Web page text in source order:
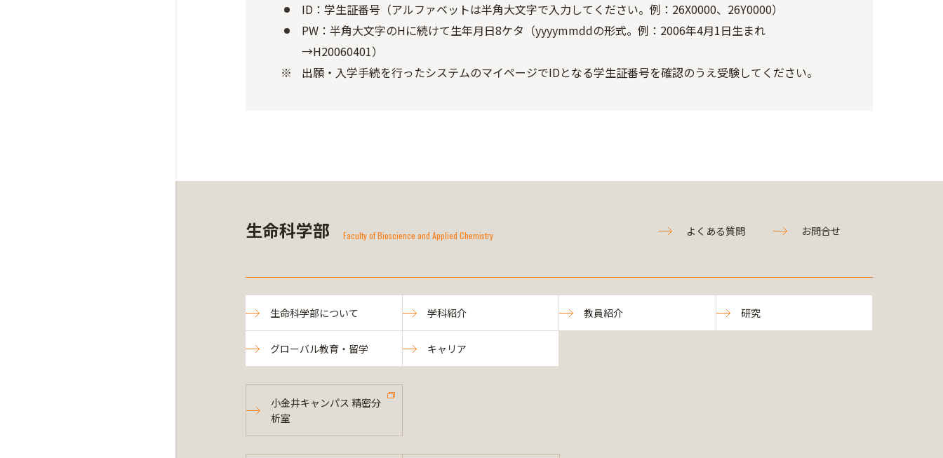
ID：学生証番号（アルファベットは半角大文字で入力してください。例：26X0000、26Y0000）
PW：半角大文字のHに続けて生年月日8ケタ（yyyymmddの形式。例：2006年4月1日生まれ
→H20060401）
出願・入学手続を行ったシステムのマイページでIDとなる学生証番号を確認のうえ受験してください。
生命科学部 Faculty of Bioscience and Applied Chemistry よくある質問 お問合せ
生命科学部について 学科紹介 教員紹介 研究
グローバル教育・留学 キャリア
小金井キャンパス 精密分
析室